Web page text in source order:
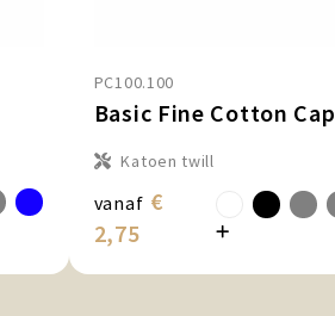
PC100.100
Basic Fine Cotton Cap
Katoen twill
vanaf €
2,75